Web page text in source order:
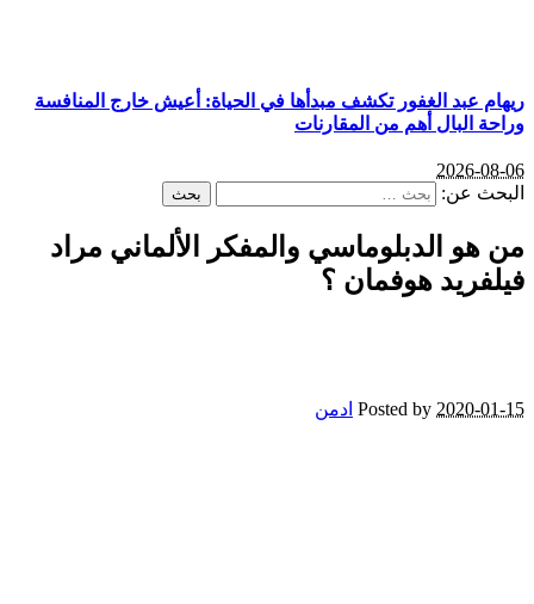
ريهام عبد الغفور تكشف مبدأها في الحياة: أعيش خارج المنافسة
وراحة البال أهم من المقارنات
2026-08-06
البحث عن:
من هو الدبلوماسي والمفكر الألماني مراد
فيلفريد هوفمان ؟
2020-01-15
Posted by ادمن